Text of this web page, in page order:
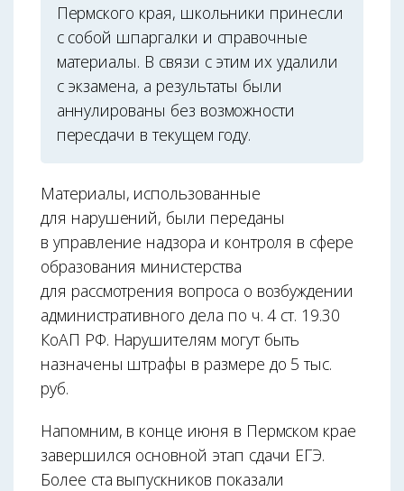
Пермского края, школьники принесли
с собой шпаргалки и справочные
материалы. В связи с этим их удалили
с экзамена, а результаты были
аннулированы без возможности
пересдачи в текущем году.
Материалы, использованные
для нарушений, были переданы
в управление надзора и контроля в сфере
образования министерства
для рассмотрения вопроса о возбуждении
административного дела по ч. 4 ст. 19.30
КоАП РФ. Нарушителям могут быть
назначены штрафы в размере до 5 тыс.
руб.
Напомним, в конце июня в Пермском крае
завершился основной этап сдачи ЕГЭ.
Более ста выпускников показали